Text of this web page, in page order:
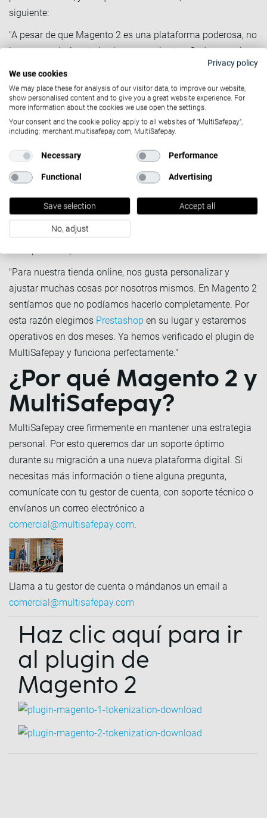
siguiente:
"A pesar de que Magento 2 es una plataforma poderosa, no
lo recomendaría a todos los comerciantes. Cada negocio
online tiene sus propios estándares específicos, deseos y
necesidades. En MultiSafepay queremos que se tome la
decisión correcta al cambiar a una nueva plataforma, es
por esto por lo que el comerciante siempre puede
llamarnos para obtener soporte en este sentido."
En los últimos años, MultiSafepay ha invertido en un
equipo profesional de desarrollo de plugin. Es por esto que
MultiSafepay tiene una amplia gama de
plugin de alta
calidad. Es esencial que los comerciantes consideren lo
que es importante al migrar a una nueva plataforma.
Debido a esto, le preguntamos a Anoushka de
"Para nuestra tienda online, nos gusta personalizar y
ajustar muchas cosas por nosotros mismos. En Magento 2
sentíamos que no podíamos hacerlo completamente. Por
esta razón elegimos Prestashop en su lugar y estaremos
operativos en dos meses. Ya hemos verificado el plugin de
MultiSafepay y funciona perfectamente."
¿Por qué Magento 2 y
MultiSafepay?
MultiSafepay cree firmemente en mantener una estrategia
personal. Por esto queremos dar un soporte óptimo
durante su migración a una nueva plataforma digital. Si
necesitas más información o tiene alguna pregunta,
comunícate con tu gestor de cuenta, con soporte técnico o
envíanos un correo electrónico a
comercial@multisafepay.com.
Llama a tu gestor de cuenta o mándanos un email a
comercial@multisafepay.com
Haz clic aquí para ir
al plugin de
Magento 2
Privacy policy
We use cookies
We may place these for analysis of our visitor data, to improve our website,
show personalised content and to give you a great website experience. For
more information about the cookies we use open the settings.
Your consent and the cookie policy apply to all websites of "MultiSafepay",
including: merchant.multisafepay.com, MultiSafepay.
Necessary Performance
Functional Advertising
Save selection Accept all
No, adjust